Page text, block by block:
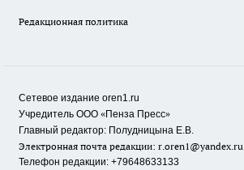
Редакционная политика
Сетевое издание oren1.ru
Учредитель ООО «Пенза Пресс»
Главный редактор: Полудницына Е.В.
Электронная почта редакции: r.oren1@yandex.ru
Телефон редакции: +79648633133